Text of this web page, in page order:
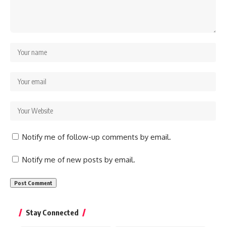
Notify me of follow-up comments by email.
Notify me of new posts by email.
Stay Connected